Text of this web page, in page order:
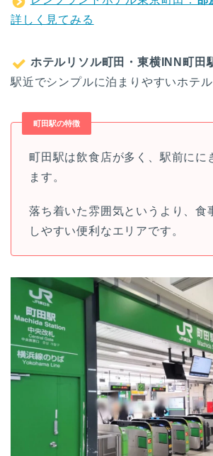
詳しく見てみる
ホテルリソル町田・東横INN町田
駅近でシンプルに泊まりやすいホテル
町田駅の特徴
町田駅は飲食店が多く、駅前にに
ます。
落ち着いた雰囲気というより、食
しやすい便利なエリアです。